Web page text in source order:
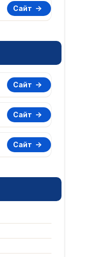
Сайт
Сайт
Сайт
Сайт